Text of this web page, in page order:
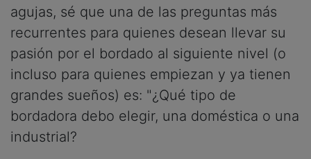
agujas, sé que una de las preguntas más
recurrentes para quienes desean llevar su
pasión por el bordado al siguiente nivel (o
incluso para quienes empiezan y ya tienen
grandes sueños) es: "¿Qué tipo de
bordadora debo elegir, una doméstica o una
industrial?